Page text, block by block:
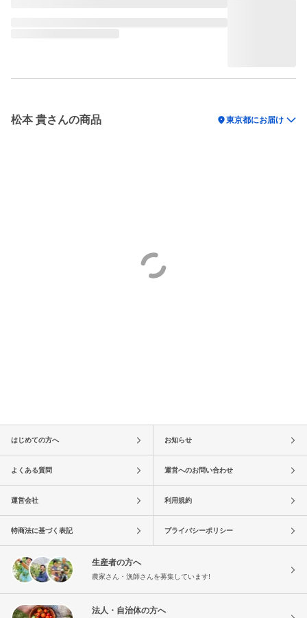
松本 貴さんの商品 location_on東京都にお届け
はじめての方へ お知らせ
よくある質問 運営へのお問い合わせ
運営会社 利用規約
特商法に基づく表記 プライバシーポリシー
生産者の方へ
農家さん・漁師さんを募集しています!
法人・自治体の方へ